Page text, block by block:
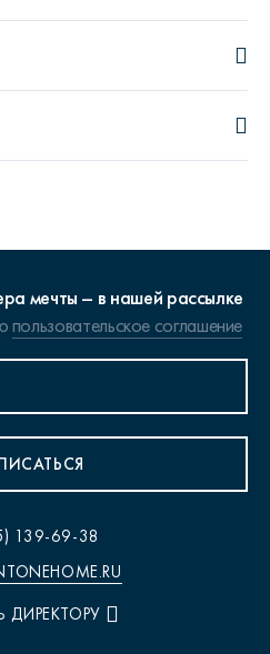
мечты – в нашей рассылке
пользовательское соглашение
139-69-38
ДИРЕКТОРУ